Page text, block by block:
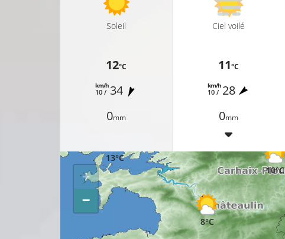
Soleil
12°C
10 /
km/h 34
0mm
Ciel voilé
11°C
10 /
km/h 28
0mm
13°C
8°C
10°C
11°C
+
−